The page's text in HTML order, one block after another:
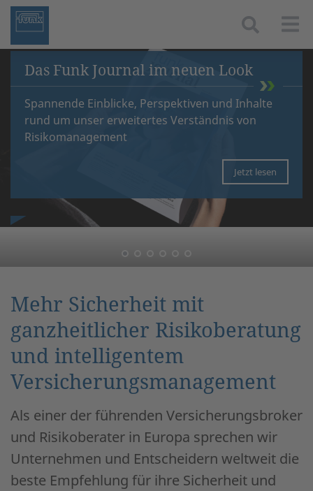
Das Funk Journal im neuen Look
Spannende Einblicke, Perspektiven und Inhalte
rund um unser erweitertes Verständnis von
Risikomanagement
Jetzt lesen
Mehr Sicherheit mit
ganzheitlicher Risikoberatung
und intelligentem
Versicherungsmanagement
Als einer der führenden Versicherungsbroker
und Risikoberater in Europa sprechen wir
Unternehmen und Entscheidern weltweit die
beste Empfehlung für ihre Sicherheit und